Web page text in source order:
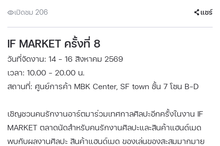
เปิดชม 206 แชร์
IF MARKET ครั้งที่ 8
วันที่จัดงาน: 14 - 16 สิงหาคม 2569
เวลา: 10.00 - 20.00 น.
สถานที่: ศูนย์การค้า MBK Center, SF town ชั้น 7 โซน B-D
เชิญชวนคนรักงานอาร์ตมาร่วมเทศกาลศิลปะอีกครั้งในงาน IF
MARKET ตลาดนัดสำหรับคนรักงานศิลปะและสินค้าแฮนด์เมด
พบกับผลงานศิลปะ สินค้าแฮนด์เมด ของเล่นของสะสมมากมาย